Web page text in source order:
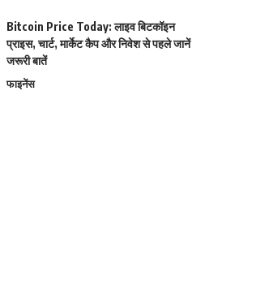
Bitcoin Price Today: लाइव बिटकॉइन
प्राइस, चार्ट, मार्केट कैप और निवेश से पहले जानें
जरूरी बातें
फाइनेंस